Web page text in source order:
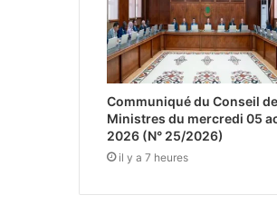
Communiqué du Conseil
Ministres du mercredi 05
2026 (N° 25/2026)
il y a 7 heures